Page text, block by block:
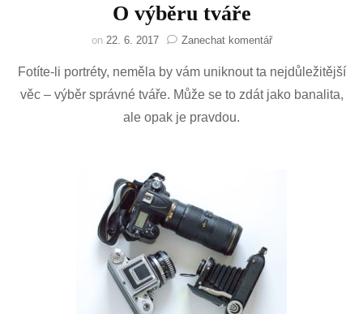
O výběru tváře
on 22. 6. 2017 Zanechat komentářna
výběru
tváře
Fotíte-li portréty, neměla by vám uniknout ta nejdůležitější
věc – výběr správné tváře. Může se to zdát jako banalita,
ale opak je pravdou.